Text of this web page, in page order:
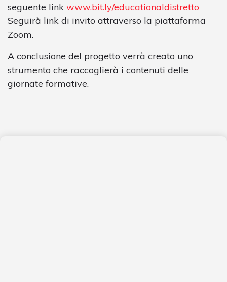
seguente link www.bit.ly/educationaldistretto
Seguirà link di invito attraverso la piattaforma
Zoom.
A conclusione del progetto verrà creato uno
strumento che raccoglierà i contenuti delle
giornate formative.